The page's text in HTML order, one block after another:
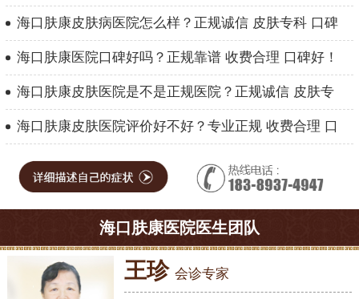
海口肤康皮肤病医院怎么样？正规诚信 皮肤专科 口碑
海口肤康医院口碑好吗？正规靠谱 收费合理 口碑好！
海口肤康皮肤医院是不是正规医院？正规诚信 皮肤专
海口肤康皮肤医院评价好不好？专业正规 收费合理 口
海口肤康医院医生团队
王珍 会诊专家